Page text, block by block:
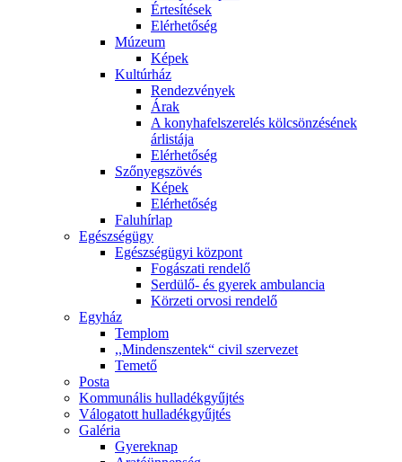
Értesítések
Elérhetőség
Múzeum
Képek
Kultúrház
Rendezvények
Árak
A konyhafelszerelés kölcsönzésének
árlistája
Elérhetőség
Szőnyegszövés
Képek
Elérhetőség
Faluhírlap
Egészségügy
Egészségügyi központ
Fogászati rendelő
Serdülő- és gyerek ambulancia
Körzeti orvosi rendelő
Egyház
Templom
,,Mindenszentek“ civil szervezet
Temető
Posta
Kommunális hulladékgyűjtés
Válogatott hulladékgyűjtés
Galéria
Gyereknap